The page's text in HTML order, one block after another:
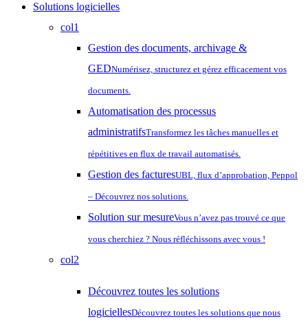
Solutions logicielles
col1
Gestion des documents, archivage &
GEDNumérisez, structurez et gérez efficacement vos
documents.
Automatisation des processus
administratifsTransformez les tâches manuelles et
répétitives en flux de travail automatisés.
Gestion des facturesUBL, flux d’approbation, Peppol
– Découvrez nos solutions.
Solution sur mesureVous n’avez pas trouvé ce que
vous cherchiez ? Nous réfléchissons avec vous !
col2
Découvrez toutes les solutions
logiciellesDécouvrez toutes les solutions que nous